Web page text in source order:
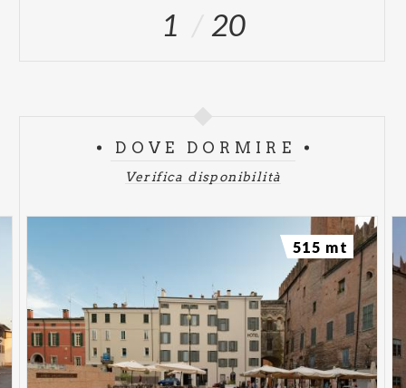
1 20
DOVE DORMIRE
Verifica disponibilità
515 mt